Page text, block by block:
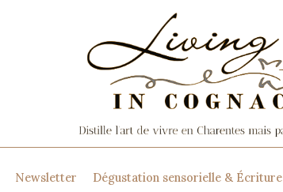
Newsletter Dégustation sensorielle & Écriture